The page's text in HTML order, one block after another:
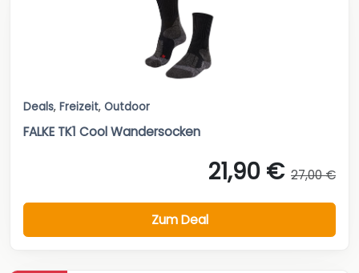
Deals, Freizeit, Outdoor
FALKE TK1 Cool Wandersocken
21,90 € 27,00 €
Zum Deal